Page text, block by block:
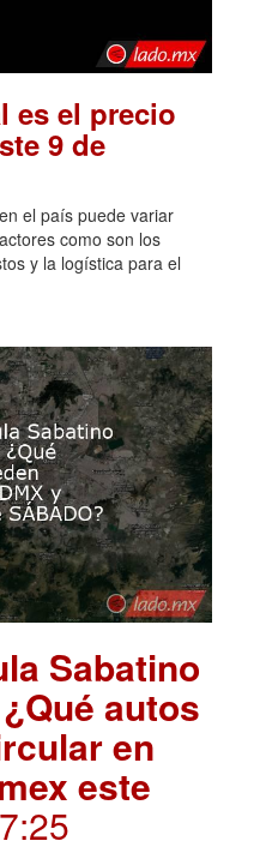
es el precio
9 de
el país puede variar
como son los
y la logística para el
Sabatino
autos
en
este